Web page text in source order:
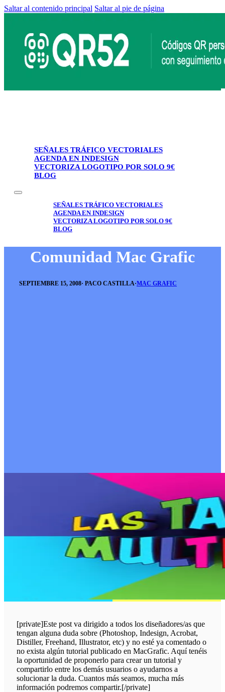
Saltar al contenido principal Saltar al pie de página
SEÑALES TRÁFICO VECTORIALES
AGENDA EN INDESIGN
VECTORIZA LOGOTIPO POR SOLO 9€
BLOG
SEÑALES TRÁFICO VECTORIALES
AGENDA EN INDESIGN
VECTORIZA LOGOTIPO POR SOLO 9€
BLOG
Comunidad Mac Grafic
SEPTIEMBRE 15, 2008· PACO CASTILLA·MAC GRAFIC
[private]Este post va dirigido a todos los diseñadores/as que
tengan alguna duda sobre (Photoshop, Indesign, Acrobat,
Distiller, Freehand, Illustrator, etc) y no esté ya comentado o
no exista algún tutorial publicado en MacGrafic. Aquí tenéis
la oportunidad de proponerlo para crear un tutorial y
compartirlo entre los demás usuarios o ayudarnos a
solucionar la duda. Cuantos más seamos, mucha más
información podremos compartir.[/private]